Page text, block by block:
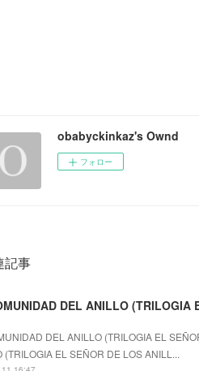
obabyckinkaz's Ownd
フォロー
記事
DEL ANILLO (TRILOGIA
DEL ANILLO (TRILOGIA EL
(TRILOGIA EL SEÑOR DE LOS ANILL...